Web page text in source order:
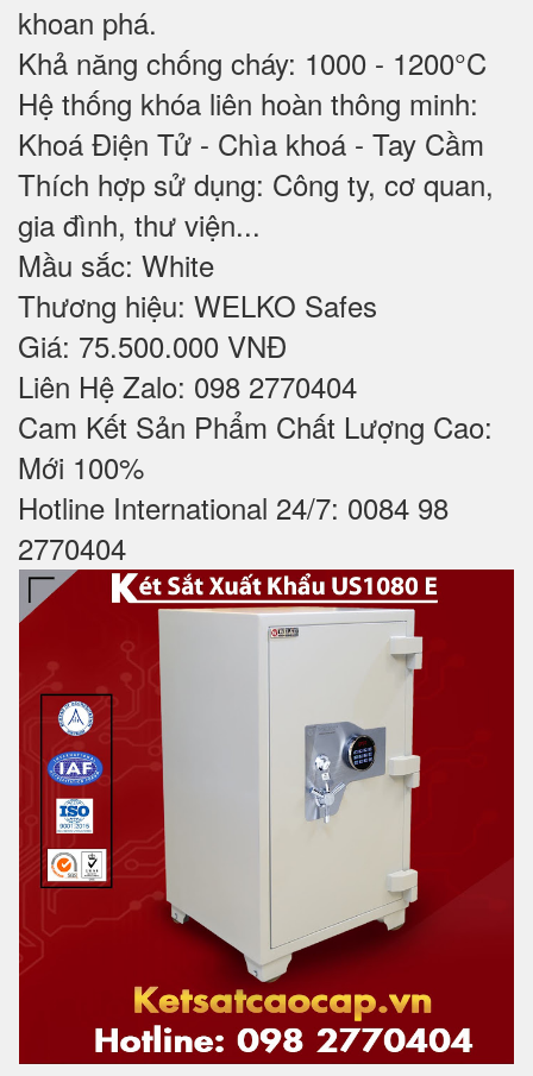
khoan phá.
Khả năng chống cháy: 1000 - 1200°C
Hệ thống khóa liên hoàn thông minh:
Khoá Điện Tử - Chìa khoá - Tay Cầm
Thích hợp sử dụng: Công ty, cơ quan,
gia đình, thư viện...
Mầu sắc: White
Thương hiệu: WELKO Safes
Giá: 75.500.000 VNĐ
Liên Hệ Zalo: 098 2770404
Cam Kết Sản Phẩm Chất Lượng Cao:
Mới 100%
Hotline International 24/7: 0084 98
2770404